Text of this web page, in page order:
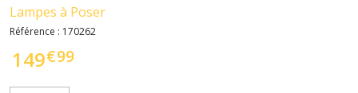
Lampes à Poser
Référence : 170262
149€99